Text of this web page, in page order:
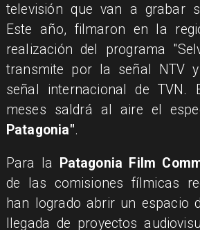
televisión que van a grabar
Este año, filmaron en la
realización del programa
transmite por la señal NTV
señal internacional de TVN.
meses saldrá al aire el
Patagonia".
Para la Patagonia Film
de las comisiones fílmicas
han logrado abrir un espacio
llegada de proyectos